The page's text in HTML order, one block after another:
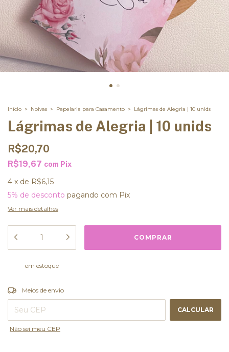
Início > Noivas > Papelaria para Casamento > Lágrimas de Alegria | 10 unids
Lágrimas de Alegria | 10 unids
R$20,70
R$19,67 com Pix
4 x de R$6,15
5% de desconto pagando com Pix
Ver mais detalhes
em estoque
Entregas para o CEP:
Meios de envio
CALCULAR
Não sei meu CEP